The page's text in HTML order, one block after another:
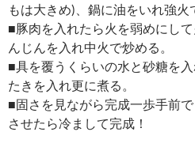
もは大きめ)、鍋に油をいれ強火
■豚肉を入れたら火を弱めにし
んじんを入れ中火で炒める。
■具を覆うくらいの水と砂糖を
たきを入れ更に煮る。
■固さを見ながら完成一歩手前
させたら冷まして完成！